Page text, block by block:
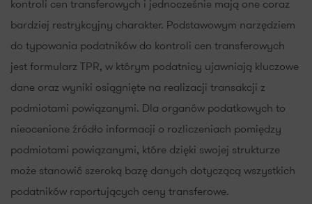
kontroli cen transferowych i jednocześnie mają one coraz
bardziej restrykcyjny charakter. Podstawowym narzędziem
do typowania podatników do kontroli cen transferowych
jest formularz TPR, w którym podatnicy ujawniają kluczowe
dane oraz wyniki osiągnięte na realizacji transakcji z
podmiotami powiązanymi. Dla organów podatkowych to
nieocenione źródło informacji o rozliczeniach pomiędzy
podmiotami powiązanymi, które dzięki swojej strukturze
może stanowić szeroką bazę danych dotyczącą wszystkich
podatników raportujących ceny transferowe.